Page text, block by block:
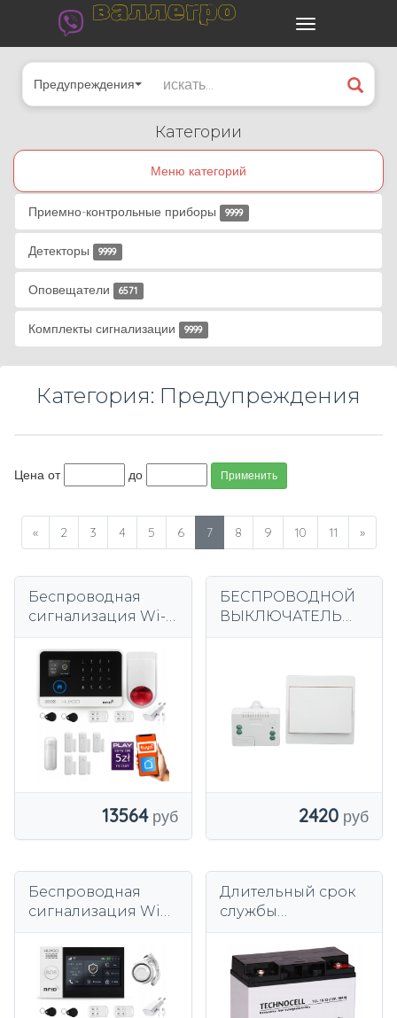
валлегро
Предупреждения
Категории
Меню категорий
Приемно-контрольные приборы 9999
Детекторы 9999
Оповещатели 6571
Комплекты сигнализации 9999
Категория: Предупреждения
Цена от до Применить
« 2 3 4 5 6 7 8 9 10 11 »
Беспроводная
сигнализация Wi-
комплект
сигнализации
HUXGO HXA003
D5WS
13564
БЕСПРОВОДНОЙ
ВЫКЛЮЧАТЕЛЬ
2420
Беспроводная
сигнализация WiFi
сигнализации
TUYA HUXGO
HXA007 R7D7PS
Длительный срок
службы
батареи AGM 12V
18Ah TCL18-12 для
источника питания
автоматизации